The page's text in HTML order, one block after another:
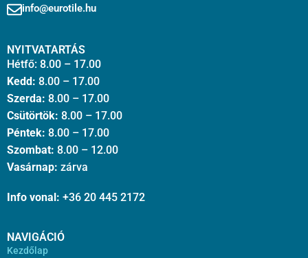
info@eurotile.hu
NYITVATARTÁS
Hétfő: 8.00 – 17.00
Kedd: 8.00 – 17.00
Szerda: 8.00 – 17.00
Csütörtök: 8.00 – 17.00
Péntek: 8.00 – 17.00
Szombat: 8.00 – 12.00
Vasárnap: zárva
Info vonal: +36 20 445 2172
NAVIGÁCIÓ
Kezdőlap